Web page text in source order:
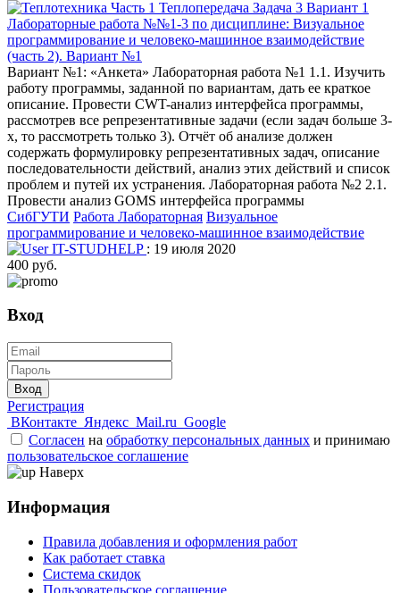
Лабораторные работа №№1-3 по дисциплине: Визуальное
программирование и человеко-машинное взаимодействие
(часть 2). Вариант №1
Вариант №1: «Анкета» Лабораторная работа №1 1.1. Изучить
работу программы, заданной по вариантам, дать ее краткое
описание. Провести CWT-анализ интерфейса программы,
рассмотрев все репрезентативные задачи (если задач больше 3-
х, то рассмотреть только 3). Отчёт об анализе должен
содержать формулировку репрезентативных задач, описание
последовательности действий, анализ этих действий и список
проблем и путей их устранения. Лабораторная работа №2 2.1.
Провести анализ GOMS интерфейса программы
СибГУТИ Работа Лабораторная Визуальное
программирование и человеко-машинное взаимодействие
IT-STUDHELP : 19 июля 2020
400 руб.
Вход
Вход
Регистрация
ВКонтакте Яндекс Mail.ru Google
Согласен на обработку персональных данных и принимаю
пользовательское соглашение
Наверх
Информация
Правила добавления и оформления работ
Как работает ставка
Система скидок
Пользовательское соглашение